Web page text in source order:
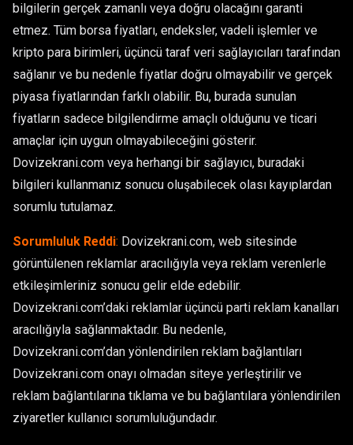
bilgilerin gerçek zamanlı veya doğru olacağını garanti
etmez. Tüm borsa fiyatları, endeksler, vadeli işlemler ve
kripto para birimleri, üçüncü taraf veri sağlayıcıları tarafından
sağlanır ve bu nedenle fiyatlar doğru olmayabilir ve gerçek
piyasa fiyatlarından farklı olabilir. Bu, burada sunulan
fiyatların sadece bilgilendirme amaçlı olduğunu ve ticari
amaçlar için uygun olmayabileceğini gösterir.
Dovizekrani.com veya herhangi bir sağlayıcı, buradaki
bilgileri kullanmanız sonucu oluşabilecek olası kayıplardan
sorumlu tutulamaz.
Sorumluluk Reddi: Dovizekrani.com, web sitesinde
görüntülenen reklamlar aracılığıyla veya reklam verenlerle
etkileşimleriniz sonucu gelir elde edebilir.
Dovizekrani.com’daki reklamlar üçüncü parti reklam kanalları
aracılığıyla sağlanmaktadır. Bu nedenle,
Dovizekrani.com’dan yönlendirilen reklam bağlantıları
Dovizekrani.com onayı olmadan siteye yerleştirilir ve
reklam bağlantılarına tıklama ve bu bağlantılara yönlendirilen
ziyaretler kullanıcı sorumluluğundadır.